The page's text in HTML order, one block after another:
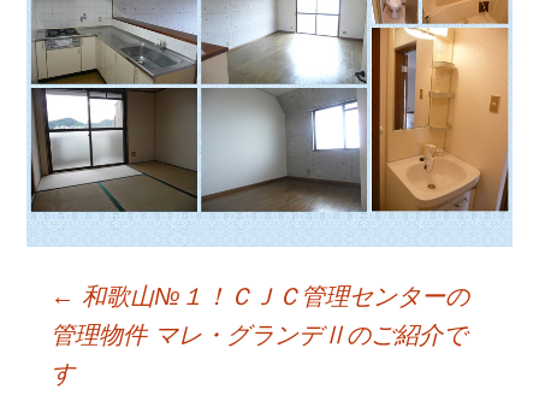
Post
← 和歌山№１！ＣＪＣ管理センターの
管理物件 マレ・グランデⅡのご紹介で
す